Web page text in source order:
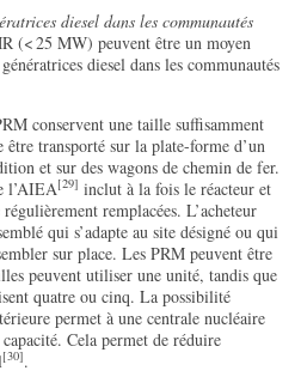
diesel dans les communautés
(< 25 MW) peuvent être un moyen
diesel dans les communautés
conservent une taille suffisamment
transporté sur la plate-forme d’un
et sur des wagons de chemin de fer.
l’AIEA[29] inclut à la fois le réacteur et
remplacées. L’acheteur
qui s’adapte au site désigné ou qui
sur place. Les PRM peuvent être
peuvent utiliser une unité, tandis que
quatre ou cinq. La possibilité
permet à une centrale nucléaire
Cela permet de réduire
[30].